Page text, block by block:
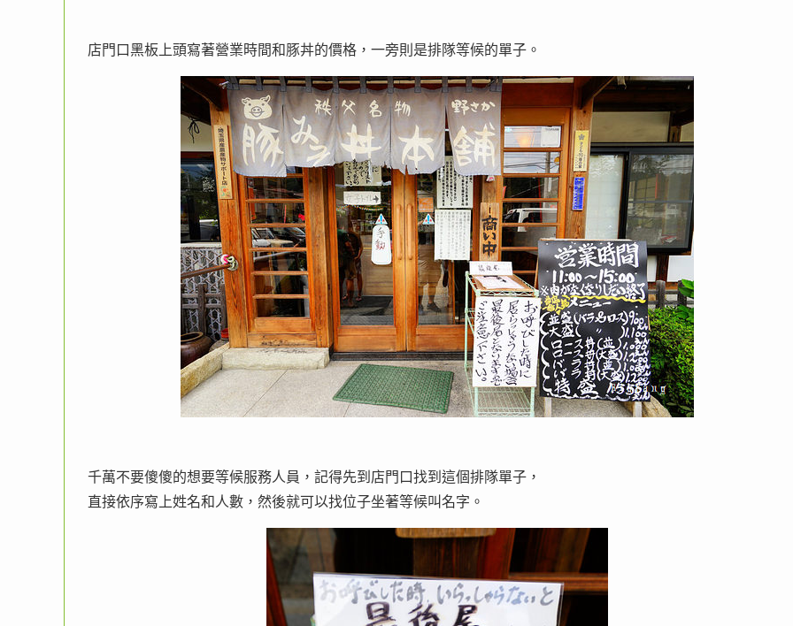
店門口黑板上頭寫著營業時間和豚丼的價格，一旁則是排隊等候的單子。
千萬不要傻傻的想要等候服務人員，記得先到店門口找到這個排隊單子，
直接依序寫上姓名和人數，然後就可以找位子坐著等候叫名字。